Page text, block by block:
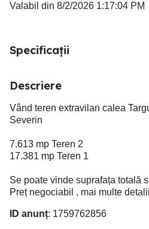
Valabil din 8/2/2026 1:17:04 PM
Specificații
Descriere
Vând teren extravilan calea
Severin
7.613 mp Teren 2
17.381 mp Teren 1
Se poate vinde suprafața totală
Preț negociabil , mai multe
ID anunț: 1759762856